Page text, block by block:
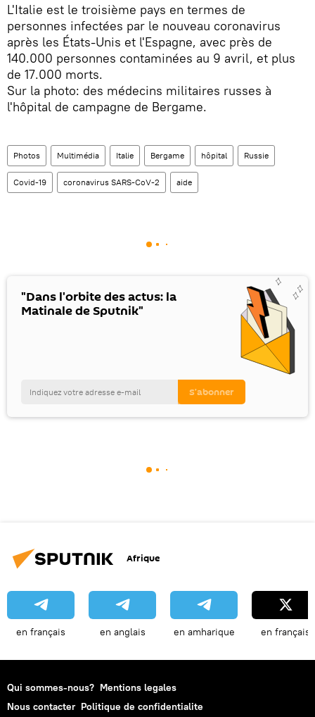
L'Italie est le troisième pays en termes de
personnes infectées par le nouveau coronavirus
après les États-Unis et l'Espagne, avec près de
140.000 personnes contaminées au 9 avril, et plus
de 17.000 morts.
Sur la photo: des médecins militaires russes à
l'hôpital de campagne de Bergame.
Photos Multimédia Italie Bergame hôpital Russie
Covid-19 coronavirus SARS-CoV-2 aide
"Dans l'orbite des actus: la
Matinale de Sputnik"
Afrique
en français en anglais en amharique en français
Qui sommes-nous? Mentions legales
Nous contacter Politique de confidentialite